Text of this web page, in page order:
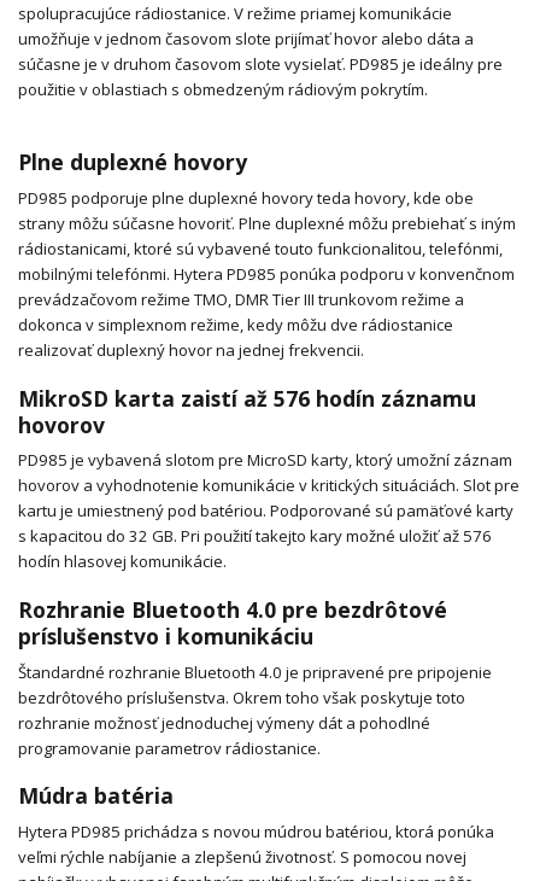
spolupracujúce rádiostanice. V režime priamej komunikácie
umožňuje v jednom časovom slote prijímať hovor alebo dáta a
súčasne je v druhom časovom slote vysielať. PD985 je ideálny pre
použitie v oblastiach s obmedzeným rádiovým pokrytím.
Plne duplexné hovory
PD985 podporuje plne duplexné hovory teda hovory, kde obe
strany môžu súčasne hovoriť. Plne duplexné môžu prebiehať s iným
rádiostanicami, ktoré sú vybavené touto funkcionalitou, telefónmi,
mobilnými telefónmi. Hytera PD985 ponúka podporu v konvenčnom
prevádzačovom režime TMO, DMR Tier III trunkovom režime a
dokonca v simplexnom režime, kedy môžu dve rádiostanice
realizovať duplexný hovor na jednej frekvencii.
MikroSD karta zaistí až 576 hodín záznamu
hovorov
PD985 je vybavená slotom pre MicroSD karty, ktorý umožní záznam
hovorov a vyhodnotenie komunikácie v kritických situáciách. Slot pre
kartu je umiestnený pod batériou. Podporované sú pamäťové karty
s kapacitou do 32 GB. Pri použití takejto kary možné uložiť až 576
hodín hlasovej komunikácie.
Rozhranie Bluetooth 4.0 pre bezdrôtové
príslušenstvo i komunikáciu
Štandardné rozhranie Bluetooth 4.0 je pripravené pre pripojenie
bezdrôtového príslušenstva. Okrem toho však poskytuje toto
rozhranie možnosť jednoduchej výmeny dát a pohodlné
programovanie parametrov rádiostanice.
Múdra batéria
Hytera PD985 prichádza s novou múdrou batériou, ktorá ponúka
veľmi rýchle nabíjanie a zlepšenú životnosť. S pomocou novej